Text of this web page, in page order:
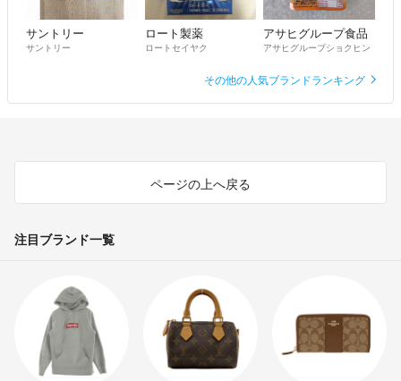
サントリー
サントリー
ロート製薬
ロートセイヤク
アサヒグループ食品
アサヒグループショクヒン
その他の人気ブランドランキング
ページの上へ戻る
注目ブランド一覧